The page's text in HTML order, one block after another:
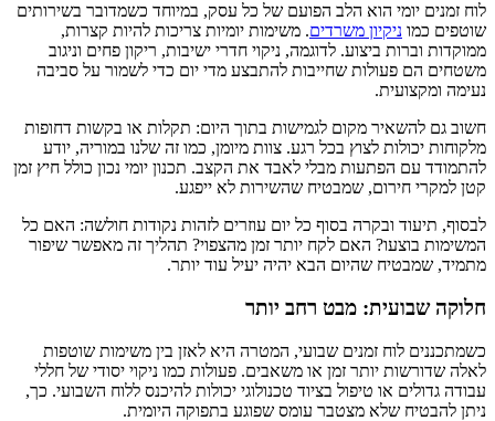
לוח זמנים יומי הוא הלב הפועם של כל עסק, במיוחד כשמדובר בשירותים
שוטפים כמו ניקיון משרדים. משימות יומיות צריכות להיות קצרות,
ממוקדות וברות ביצוע. לדוגמה, ניקוי חדרי ישיבות, ריקון פחים וניגוב
משטחים הם פעולות שחייבות להתבצע מדי יום כדי לשמור על סביבה
נעימה ומקצועית.
חשוב גם להשאיר מקום לגמישות בתוך היום: תקלות או בקשות דחופות
מלקוחות יכולות לצוץ בכל רגע. צוות מיומן, כמו זה שלנו במוריה, יודע
להתמודד עם הפתעות מבלי לאבד את הקצב. תכנון יומי נכון כולל חיץ זמן
קטן למקרי חירום, שמבטיח שהשירות לא ייפגע.
לבסוף, תיעוד ובקרה בסוף כל יום עוזרים לזהות נקודות חולשה: האם כל
המשימות בוצעו? האם לקח יותר זמן מהצפוי? תהליך זה מאפשר שיפור
מתמיד, שמבטיח שהיום הבא יהיה יעיל עוד יותר.
חלוקה שבועית: מבט רחב יותר
כשמתכננים לוח זמנים שבועי, המטרה היא לאזן בין משימות שוטפות
לאלה שדורשות יותר זמן או משאבים. פעולות כמו ניקוי יסודי של חללי
עבודה גדולים או טיפול בציוד טכנולוגי יכולות להיכנס ללוח השבועי. כך,
ניתן להבטיח שלא מצטבר עומס שפוגע בתפוקה היומית.